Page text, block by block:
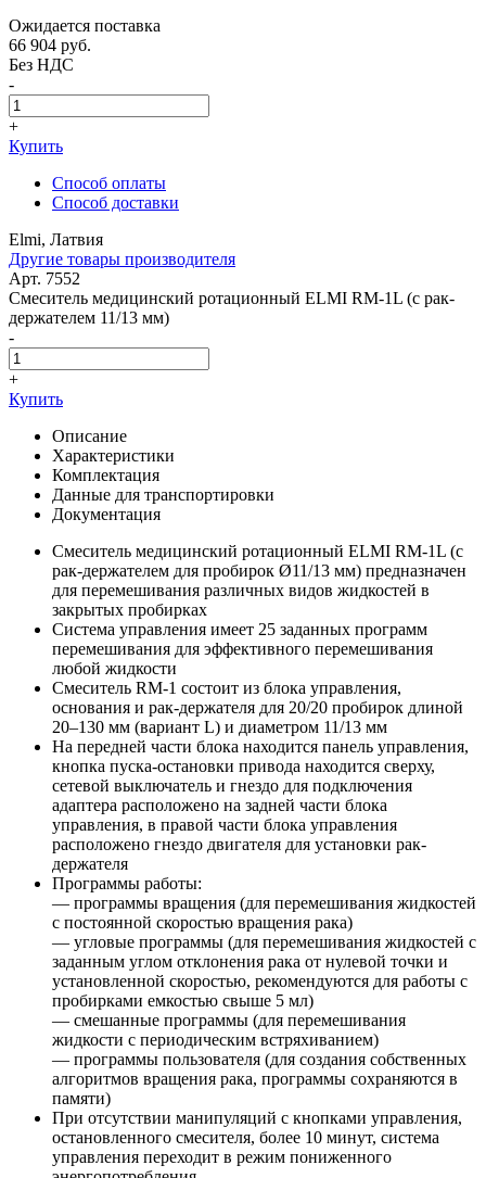
Ожидается поставка
66 904 руб.
Без НДС
-
+
Купить
Способ оплаты
Способ доставки
Elmi, Латвия
Другие товары производителя
Арт. 7552
Смеситель медицинский ротационный ELMI RM-1L (с рак-
держателем 11/13 мм)
-
+
Купить
Описание
Характеристики
Комплектация
Данные для транспортировки
Документация
Смеситель медицинский ротационный ELMI RM-1L (с
рак-держателем для пробирок Ø11/13 мм) предназначен
для перемешивания различных видов жидкостей в
закрытых пробирках
Система управления имеет 25 заданных программ
перемешивания для эффективного перемешивания
любой жидкости
Смеситель RМ-1 состоит из блока управления,
основания и рак-держателя для 20/20 пробирок длиной
20–130 мм (вариант L) и диаметром 11/13 мм
На передней части блока находится панель управления,
кнопка пуска-остановки привода находится сверху,
сетевой выключатель и гнездо для подключения
адаптера расположено на задней части блока
управления, в правой части блока управления
расположено гнездо двигателя для установки рак-
держателя
Программы работы:
— программы вращения (для перемешивания жидкостей
с постоянной скоростью вращения рака)
— угловые программы (для перемешивания жидкостей с
заданным углом отклонения рака от нулевой точки и
установленной скоростью, рекомендуются для работы с
пробирками емкостью свыше 5 мл)
— смешанные программы (для перемешивания
жидкости с периодическим встряхиванием)
— программы пользователя (для создания собственных
алгоритмов вращения рака, программы сохраняются в
памяти)
При отсутствии манипуляций с кнопками управления,
остановленного смесителя, более 10 минут, система
управления переходит в режим пониженного